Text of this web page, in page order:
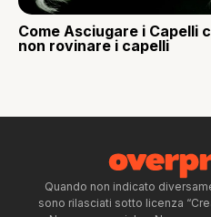
Come Asciugare i Capelli
non rovinare i capelli
Quando non indicato
sono rilasciati sotto licenza